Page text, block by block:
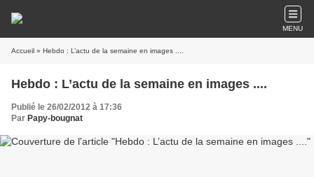
MENU
Accueil » Hebdo : L’actu de la semaine en images ....
Hebdo : L’actu de la semaine en images ....
Publié le 26/02/2012 à 17:36
Par Papy-bougnat